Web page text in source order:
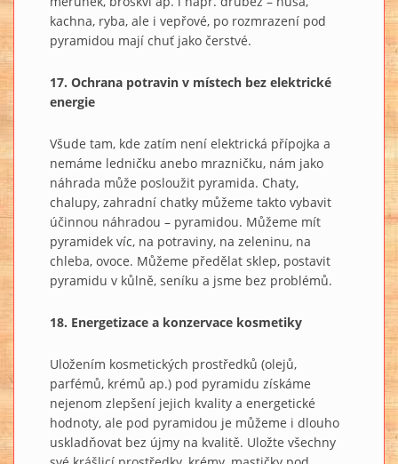
kachna, ryba, ale i vepřové, po rozmrazení pod
pyramidou mají chuť jako čerstvé.
17. Ochrana potravin v místech bez elektrické
energie
Všude tam, kde zatím není elektrická přípojka a
nemáme ledničku anebo mrazničku, nám jako
náhrada může posloužit pyramida. Chaty,
chalupy, zahradní chatky můžeme takto vybavit
účinnou náhradou – pyramidou. Můžeme mít
pyramidek víc, na potraviny, na zeleninu, na
chleba, ovoce. Můžeme předělat sklep, postavit
pyramidu v kůlně, seníku a jsme bez problémů.
18. Energetizace a konzervace kosmetiky
Uložením kosmetických prostředků (olejů,
parfémů, krémů ap.) pod pyramidu získáme
nejenom zlepšení jejich kvality a energetické
hodnoty, ale pod pyramidou je můžeme i dlouho
uskladňovat bez újmy na kvalitě. Uložte všechny